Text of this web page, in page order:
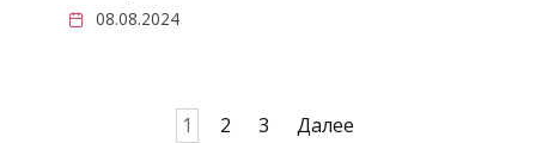
08.08.2024
1 2 3 Далее